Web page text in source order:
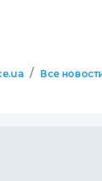
/ Все